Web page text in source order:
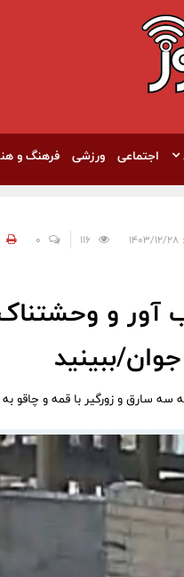
اجتماعی ورزشی فرهنگ و
0
آور و
ببینید
سارق و زورگیر با قمه و چاقو